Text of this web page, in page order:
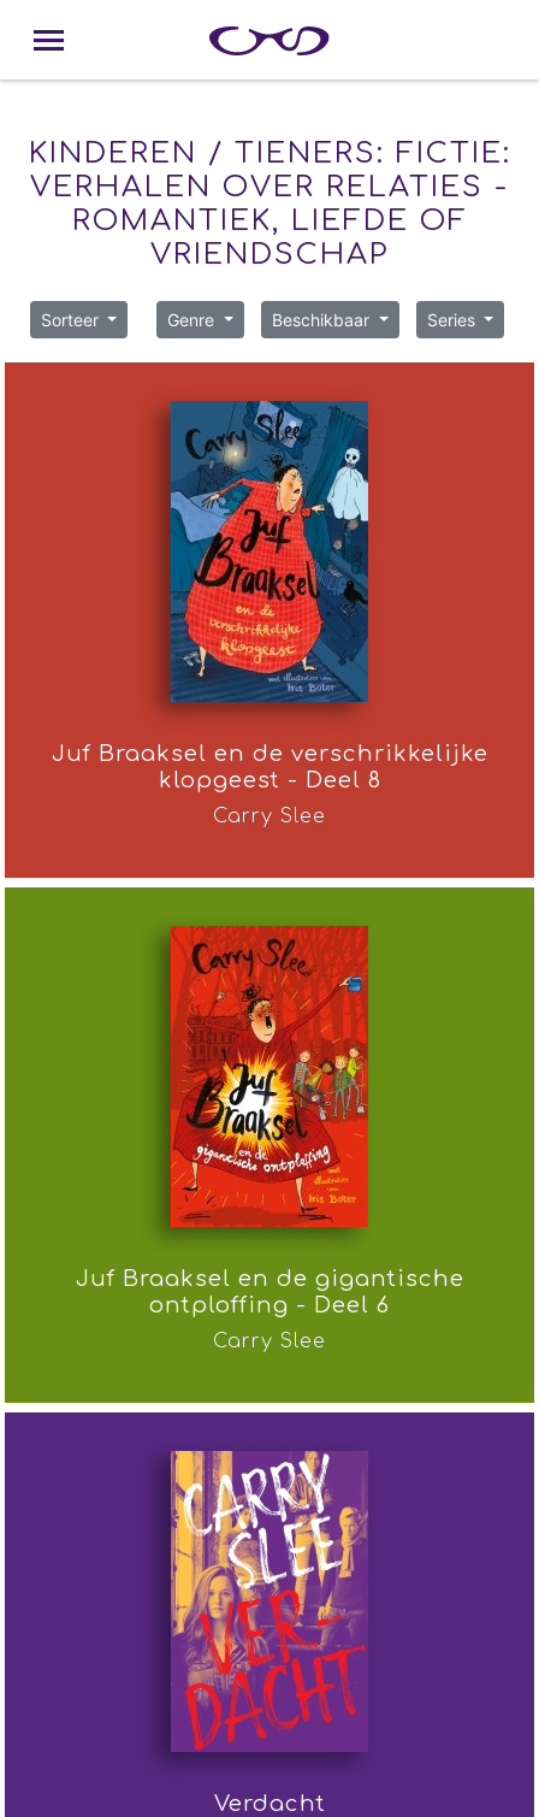
KINDEREN / TIENERS: FICTIE:
VERHALEN OVER RELATIES -
ROMANTIEK, LIEFDE OF
VRIENDSCHAP
Sorteer Genre Beschikbaar Series
Juf Braaksel en de verschrikkelijke
klopgeest - Deel 8
Carry Slee
Juf Braaksel en de gigantische
ontploffing - Deel 6
Carry Slee
Verdacht